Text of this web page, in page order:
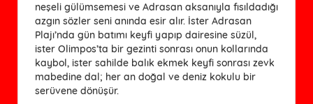
neşeli gülümsemesi ve Adrasan aksanıyla fısıldadığı
azgın sözler seni anında esir alır. İster Adrasan
Plajı’nda gün batımı keyfi yapıp dairesine süzül,
ister Olimpos’ta bir gezinti sonrası onun kollarında
kaybol, ister sahilde balık ekmek keyfi sonrası zevk
mabedine dal; her an doğal ve deniz kokulu bir
serüvene dönüşür.